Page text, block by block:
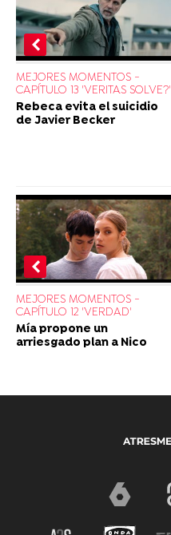
MEJORES MOMENTOS -
CAPÍTULO 13 'VERITAS SOLVE?'
Rebeca evita el suicidio
de Javier Becker
MEJORES MOMENTOS -
CAPÍTULO 12 'VERDAD'
Mía propone un
arriesgado plan a Nico